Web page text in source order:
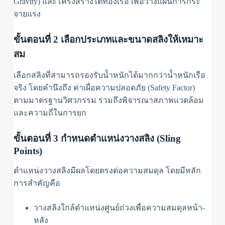
จายแรง
ขั้นตอนที่ 2 เลือกประเภทและขนาดสลิงให้เหมาะ
สม
เลือกสลิงที่สามารถรองรับน้ำหนักได้มากกว่าน้ำหนักเรือ
จริง โดยคำนึงถึง ค่าเผื่อความปลอดภัย (Safety Factor)
ตามมาตรฐานวิศวกรรม รวมถึงพิจารณาสภาพแวดล้อม
และความถี่ในการยก
ขั้นตอนที่ 3 กำหนดตำแหน่งวางสลิง (Sling
Points)
ตำแหน่งวางสลิงมีผลโดยตรงต่อความสมดุล โดยมีหลัก
การสำคัญคือ
วางสลิงใกล้ตำแหน่งศูนย์ถ่วงเพื่อความสมดุลหน้า-
หลัง